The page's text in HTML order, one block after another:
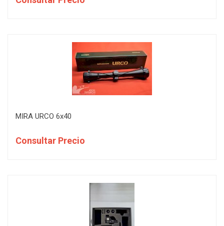
MIRA URCO 6x40
Consultar Precio